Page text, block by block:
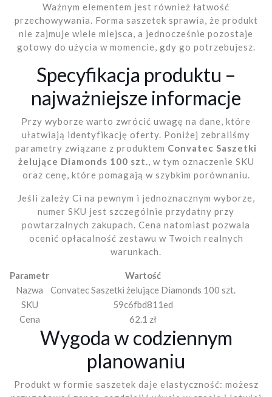
Ważnym elementem jest również łatwość
przechowywania. Forma saszetek sprawia, że produkt
nie zajmuje wiele miejsca, a jednocześnie pozostaje
gotowy do użycia w momencie, gdy go potrzebujesz.
Specyfikacja produktu –
najważniejsze informacje
Przy wyborze warto zwrócić uwagę na dane, które
ułatwiają identyfikację oferty. Poniżej zebraliśmy
parametry związane z produktem Convatec Saszetki
żelujące Diamonds 100 szt., w tym oznaczenie SKU
oraz cenę, które pomagają w szybkim porównaniu.
Jeśli zależy Ci na pewnym i jednoznacznym wyborze,
numer SKU jest szczególnie przydatny przy
powtarzalnych zakupach. Cena natomiast pozwala
ocenić opłacalność zestawu w Twoich realnych
warunkach.
Parametr
Wartość
Nazwa
Convatec Saszetki żelujące Diamonds 100 szt.
SKU
59c6fbd811ed
Cena
62.1 zł
Wygoda w codziennym
planowaniu
Produkt w formie saszetek daje elastyczność: możesz